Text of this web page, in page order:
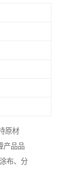
原材
产品品
布、分